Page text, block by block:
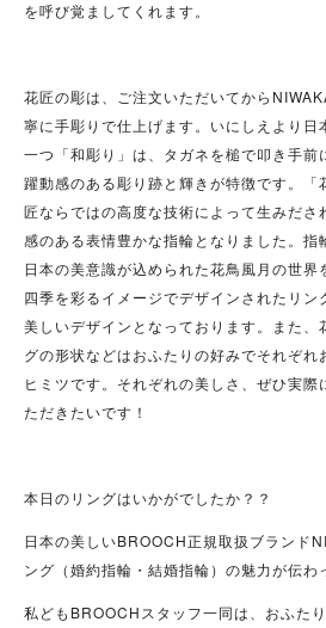
を呼び覚ましてくれます。
花匠の彫は、ご注文いただいてから
寧に手彫りで仕上げます。いにしえより日
一つ「和彫り」は、タガネを槌で叩き手前
躍動感のある彫り跡と輝きが特徴です。
匠ならではの高度な技術によって生みださ
感のある表情豊かな指輪となりました。指
日本の美意識が込められた花鳥風月の世界
四季を彩るイメージでデザインされたリン
美しいデザインとなっております。また、
グの形状などはおふたりの好みでそれぞ
ヒミツです。それぞれの美しさ、ぜひ実
ただきたいです！
本日のリングはいかがでしたか？？
日本の美しいBROOCH正規取扱ブランド
ング（婚約指輪・結婚指輪）の魅力が伝わ
私どもBROOCHスタッフ一同は、おふた